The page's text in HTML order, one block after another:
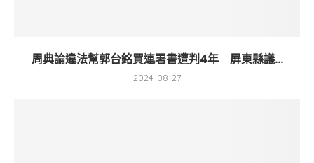
周典論違法幫郭台銘買連署書遭判4年 屏東縣議...
2024-08-27